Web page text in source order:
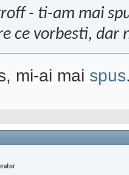
- ti-am mai
ce vorbesti, dar
mi-ai mai spus